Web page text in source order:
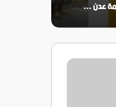
انتقالي العاصمة عدن يعلن تأييده لدعوات العصيان المدني ومطالب النقابات الجنوبية